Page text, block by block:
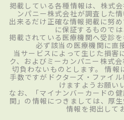
掲載している各種情報は、株式
ンパニー株式会社が調査した
出来るだけ正確な情報掲載に努
に保証するものでは
掲載されている医療機関へ受診
必ず該当の医療機関に直
当サービスによって生じた損害
ク、およびミーカンパニー株式
切負わないものとします。 情報
手数ですがドクターズ・ファイ
けますようお願い
なお、「マイナンバーカードの
関」の情報につきましては、厚
情報を掲出して